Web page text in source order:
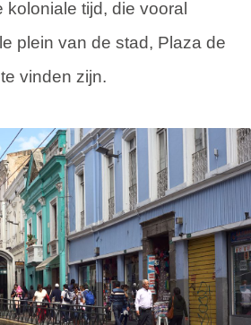
koloniale tijd, die vooral
plein van de stad, Plaza de
vinden zijn.